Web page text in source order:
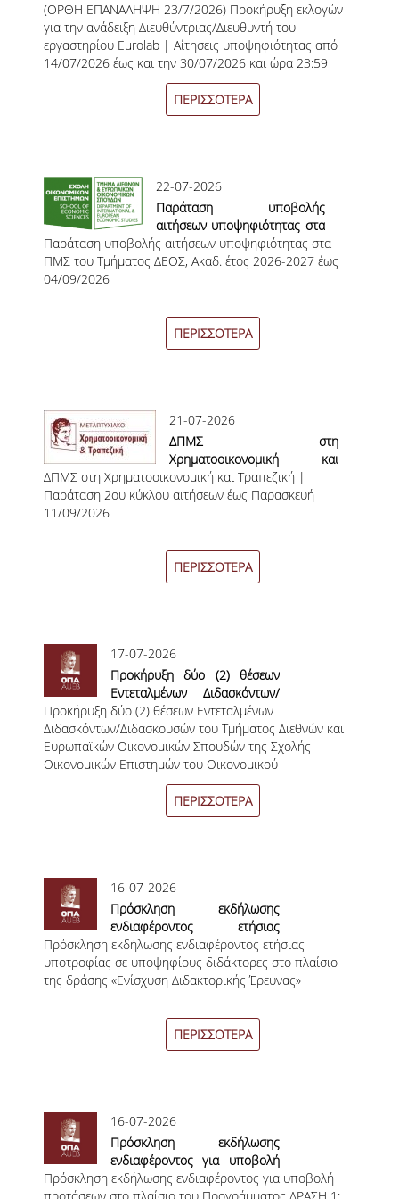
ΣΠΟΥΔΩΝ
ΚΑΤΕΥΘΥΝΣΕΙΣ ΣΠΟΥΔΩΝ & ΔΗΛΩΣΕΙΣ
ΜΑΘΗΜΑΤΩΝ
ΜΑΘΗΜΑΤΑ ΕΠΙΛΟΓΗΣ ΑΠΟ ΑΛΛΑ
ΥΠΟΣΤΗΡΙΞΗ ΣΠΟΥΔΩΝ
ΔΙΠΛΩΜΑΤΙΚΗ ΕΡΓΑΣΙΑ
ΟΔΗΓΙΕΣ ΓΙΑ ΤΗ ΣΥΜΜΕΤΟΧΗ
ΣΤΟ ΜΑΘΗΜΑ «ΣΕΜΙΝΑΡΙΟ ΚΑΙ
ΔΙΠΛΩΜΑΤΙΚΗ ΕΡΓΑΣΙΑ»
ΔΙΠΛΩΜΑΤΙΚΩΝ ΕΡΓΑΣΙΩΝ
ΣΕΜΙΝΑΡΙΑ ΒΙΒΛΙΟΘΗΚΗΣ ΟΠΑ
ΓΙΑ ΤΗ ΔΙΠΛΩΜΑΤΙΚΗ ΕΡΓΑΣΙΑ
ΣΤΟ ΔΕΟΣ
ΓΕΝΙΚΕΣ ΠΛΗΡΟΦΟΡΙΕΣ
ΚΑΝΟΝΙΣΜΟΣ
ΕΠΙΚΟΙΝΩΝΙΑ
ΠΡΟΓΡΑΜΜΑ ERASMUS+
ΓΕΝΙΚΕΣ ΠΛΗΡΟΦΟΡΙΕΣ
ΠΑΝΕΠΙΣΤΗΜΙΩΝ
ΑΝΑΚΟΙΝΩΣΕΙΣ
ΤESTIMONIALS
ΣΥΝΔΕΣΜΟΙ
ΜΕΤΑΠΤΥΧΙΑΚΕΣ ΣΠΟΥΔΕΣ
ΜΕΤΑΠΤΥΧΙΑΚΑ ΠΡΟΓΡΑΜΜΑΤΑ
ΔΙΔΑΚΤΟΡΙΚΟ ΠΡΟΓΡΑΜΜΑ
εκλογών για την ανάδειξη
Διευθύντριας/Διευθυντή του
εργαστηρίου
Παρακολούθησης και
Ανάλυσης Ευρωπαϊκών
Υποθέσεων (Eurolab)
(OΡΘΗ ΕΠΑΝΑΛΗΨΗ 23/7/2026) Προκήρυξη εκλογών
για την ανάδειξη Διευθύντριας/Διευθυντή του
εργαστηρίου Eurolab | Aίτησεις υποψηφιότητας από
14/07/2026 έως και την 30/07/2026 και ώρα 23:59
ΠΕΡΙΣΣΟΤΕΡΑ
22-07-2026
Παράταση υποβολής
αιτήσεων υποψηφιότητας στα
ΠΜΣ του Τμήματος ΔΕΟΣ |
Ακαδ. έτος 2026-2027
Παράταση υποβολής αιτήσεων υποψηφιότητας στα
ΠΜΣ του Τμήματος ΔΕΟΣ, Ακαδ. έτος 2026-2027 έως
04/09/2026
ΠΕΡΙΣΣΟΤΕΡΑ
21-07-2026
ΔΠΜΣ στη
Χρηματοοικονομική και
Τραπεζική | Παράταση 2ου
κύκλου αιτήσεων έως
ΔΠΜΣ στη Χρηματοοικονομική και Τραπεζική |
Παράταση 2ου κύκλου αιτήσεων έως Παρασκευή
11/09/2026
ΠΕΡΙΣΣΟΤΕΡΑ
17-07-2026
Προκήρυξη δύο (2) θέσεων
Εντεταλμένων Διδασκόντων/
Διδασκουσών του Τμήματος
Διεθνών και Ευρωπαϊκών
Οικονομικών Σπουδών της
Σχολής Οικονομικών
Επιστημών του Οικονομικού
Πανεπιστημίου Αθηνών
Προκήρυξη δύο (2) θέσεων Εντεταλμένων
Διδασκόντων/Διδασκουσών του Τμήματος Διεθνών και
Ευρωπαϊκών Οικονομικών Σπουδών της Σχολής
Οικονομικών Επιστημών του Οικονομικού
Πανεπιστημίου Αθηνών
ΠΕΡΙΣΣΟΤΕΡΑ
16-07-2026
Πρόσκληση εκδήλωσης
ενδιαφέροντος ετήσιας
υποτροφίας σε υποψηφίους
διδάκτορες στο πλαίσιο της
δράσης «Ενίσχυση
Πρόσκληση εκδήλωσης ενδιαφέροντος ετήσιας
υποτροφίας σε υποψηφίους διδάκτορες στο πλαίσιο
της δράσης «Ενίσχυση Διδακτορικής Έρευνας»
ΠΕΡΙΣΣΟΤΕΡΑ
16-07-2026
Πρόσκληση εκδήλωσης
ενδιαφέροντος για υποβολή
προτάσεων στο πλαίσιο του
Πρόσκληση εκδήλωσης ενδιαφέροντος για υποβολή